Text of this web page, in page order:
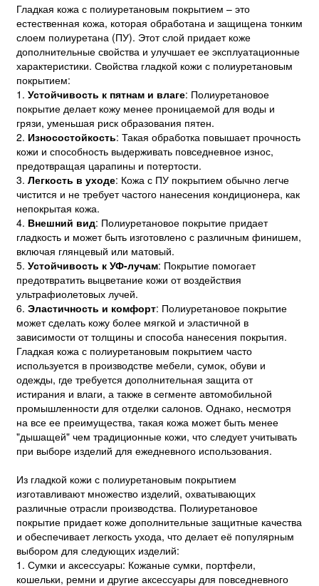
Гладкая кожа с полиуретановым покрытием – это
естественная кожа, которая обработана и защищена тонким
слоем полиуретана (ПУ). Этот слой придает коже
дополнительные свойства и улучшает ее эксплуатационные
характеристики. Свойства гладкой кожи с полиуретановым
покрытием:
1. Устойчивость к пятнам и влаге: Полиуретановое
покрытие делает кожу менее проницаемой для воды и
грязи, уменьшая риск образования пятен.
2. Износостойкость: Такая обработка повышает прочность
кожи и способность выдерживать повседневное износ,
предотвращая царапины и потертости.
3. Легкость в уходе: Кожа с ПУ покрытием обычно легче
чистится и не требует частого нанесения кондиционера, как
непокрытая кожа.
4. Внешний вид: Полиуретановое покрытие придает
гладкость и может быть изготовлено с различным финишем,
включая глянцевый или матовый.
5. Устойчивость к УФ-лучам: Покрытие помогает
предотвратить выцветание кожи от воздействия
ультрафиолетовых лучей.
6. Эластичность и комфорт: Полиуретановое покрытие
может сделать кожу более мягкой и эластичной в
зависимости от толщины и способа нанесения покрытия.
Гладкая кожа с полиуретановым покрытием часто
используется в производстве мебели, сумок, обуви и
одежды, где требуется дополнительная защита от
истирания и влаги, а также в сегменте автомобильной
промышленности для отделки салонов. Однако, несмотря
на все ее преимущества, такая кожа может быть менее
"дышащей" чем традиционные кожи, что следует учитывать
при выборе изделий для ежедневного использования.
Из гладкой кожи с полиуретановым покрытием
изготавливают множество изделий, охватывающих
различные отрасли производства. Полиуретановое
покрытие придает коже дополнительные защитные качества
и обеспечивает легкость ухода, что делает её популярным
выбором для следующих изделий:
1. Сумки и аксессуары: Кожаные сумки, портфели,
кошельки, ремни и другие аксессуары для повседневного